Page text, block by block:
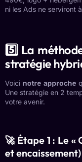
ni les Ads ne serviront
5️⃣ La
stratégie
Voici notre approche
Une stratégie en 2
votre avenir.
🚀 Étape 1 : Le
et encaissement)